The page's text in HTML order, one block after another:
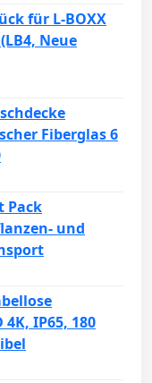
für L-BOXX
Neue
Fiberglas 6
Pack
und
IP65, 180